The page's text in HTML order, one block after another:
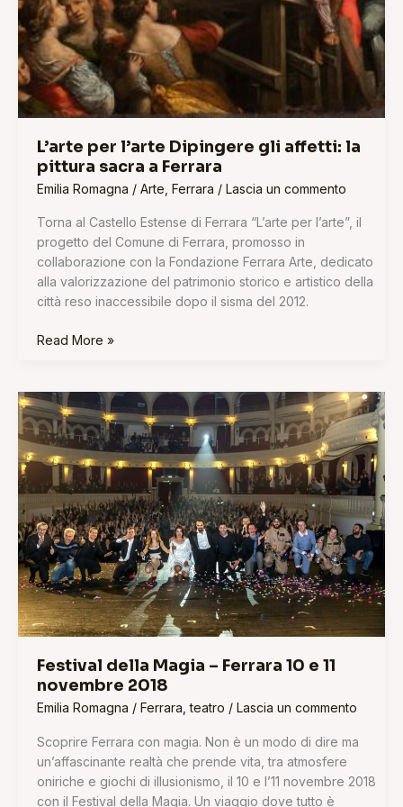
L’arte per l’arte Dipingere gli affetti: la
pittura sacra a Ferrara
Emilia Romagna / Arte Ferrara / Lascia un commento
Torna al Castello Estense di Ferrara “L’arte per l’arte”, il
progetto del Comune di Ferrara, promosso in
collaborazione con la Fondazione Ferrara Arte, dedicato
alla valorizzazione del patrimonio storico e artistico della
città reso inaccessibile dopo il sisma del 2012.
Read More »
Festival della Magia – Ferrara 10 e 11
novembre 2018
Emilia Romagna / Ferrara ,teatro / Lascia un commento
Scoprire Ferrara con magia. Non è un modo di dire ma
un’affascinante realtà che prende vita, tra atmosfere
oniriche e giochi di illusionismo, il 10 e l’11 novembre 2018
con il Festival della Magia. Un viaggio dove tutto è
Festival
della
Magia
–
Ferrara
e
11
novembre
2018